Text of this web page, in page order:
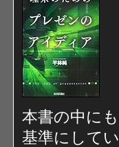
本書の中に
基準にして